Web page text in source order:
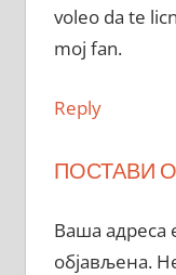
voleo da te
moj fan.
Reply
ПОСТАВИ
Ваша адреса
објављена.